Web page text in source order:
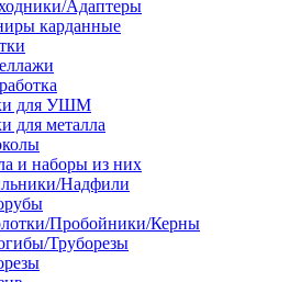
Адаптеры
карданные
для УШМ
для металла
и наборы из них
Надфили
Пробойники/Керны
Труборезы